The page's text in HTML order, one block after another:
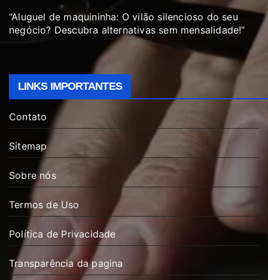
“Aluguel de maquininha: O vilão silencioso do seu
negócio? Descubra alternativas sem mensalidade!”
LINKS IMPORTANTES
Contato
Sitemap
Sobre nós
Termos de Uso
Política de Privacidade
Transparência da pagina